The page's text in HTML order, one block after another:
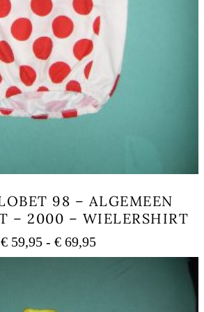
98 – ALGEMEEN
– 2000 – WIELERSHIRT
€59,95 - €69,95Prijsklasse:
€ 59,95